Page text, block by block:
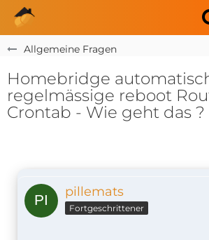
Allgemeine Fragen
Homebridge
regelmässige reboot
Crontab - Wie geht das ?
pillemats
Fortgeschrittener